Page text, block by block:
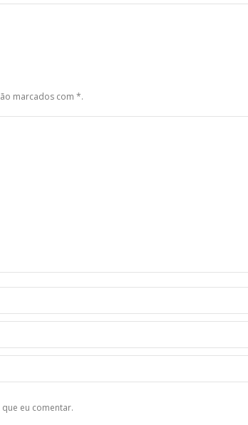
marcados com *.
eu comentar.